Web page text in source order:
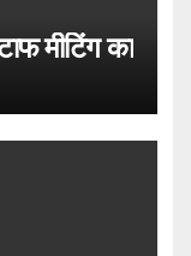
मीटिंग का